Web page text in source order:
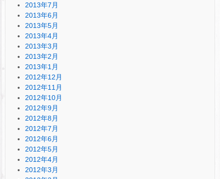
2013年7月
2013年6月
2013年5月
2013年4月
2013年3月
2013年2月
2013年1月
2012年12月
2012年11月
2012年10月
2012年9月
2012年8月
2012年7月
2012年6月
2012年5月
2012年4月
2012年3月